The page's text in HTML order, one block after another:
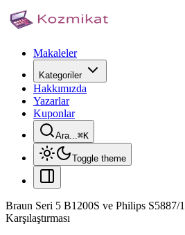
Makaleler
Kategoriler
Hakkımızda
Yazarlar
Kuponlar
Ara...⌘K
Toggle theme
Braun Seri 5 B1200S ve Philips S5887/
Karşılaştırması